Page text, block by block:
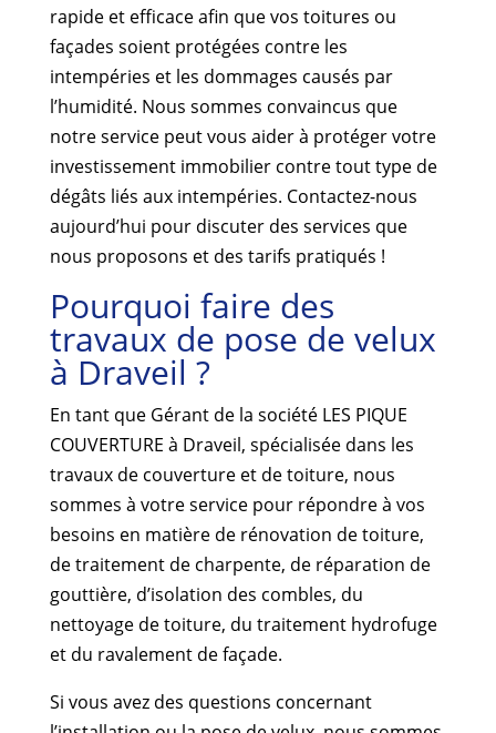
rapide et efficace afin que vos toitures ou
façades soient protégées contre les
intempéries et les dommages causés par
l’humidité. Nous sommes convaincus que
notre service peut vous aider à protéger votre
investissement immobilier contre tout type de
dégâts liés aux intempéries. Contactez-nous
aujourd’hui pour discuter des services que
nous proposons et des tarifs pratiqués !
Pourquoi faire des
travaux de pose de velux
à Draveil ?
En tant que Gérant de la société LES PIQUE
COUVERTURE à Draveil, spécialisée dans les
travaux de couverture et de toiture, nous
sommes à votre service pour répondre à vos
besoins en matière de rénovation de toiture,
de traitement de charpente, de réparation de
gouttière, d’isolation des combles, du
nettoyage de toiture, du traitement hydrofuge
et du ravalement de façade.
Si vous avez des questions concernant